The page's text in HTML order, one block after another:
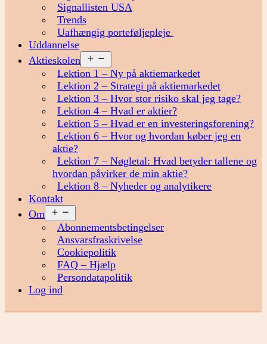
Signallisten USA
Trends
Uafhængig porteføljepleje
Uddannelse
Aktieskolen
menu
Lektion 1 – Ny på aktiemarkedet
Lektion 2 – Strategi på aktiemarkedet
Lektion 3 – Hvor stor risiko skal jeg tage?
Lektion 4 – Hvad er aktier?
Lektion 5 – Hvad er en investeringsforening?
Lektion 6 – Hvor og hvordan køber jeg en
aktie?
Lektion 7 – Nøgletal: Hvad betyder tallene og
hvordan påvirker de min aktie?
Lektion 8 – Nyheder og analytikere
Kontakt
Om
menu
Abonnementsbetingelser
Ansvarsfraskrivelse
Cookiepolitik
FAQ – Hjælp
Persondatapolitik
Log ind